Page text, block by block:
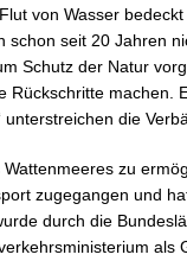
von Wasser
schon seit 20 Jahren
Schutz der Natur
Rückschritte machen.
die
zu
zugegangen und
durch die
als